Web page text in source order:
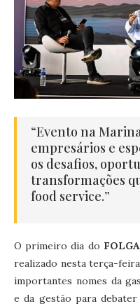
“Evento na
empresários e
os desafios,
transformações
food service.”
O primeiro dia do
realizado nesta terça-
importantes nomes da
e da gestão para